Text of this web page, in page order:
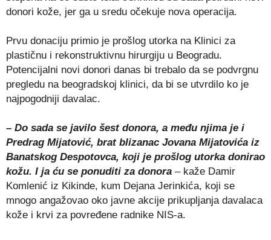
donori kože, jer ga u sredu očekuje nova operacija.
Prvu donaciju primio je prošlog utorka na Klinici za
plastičnu i rekonstruktivnu hirurgiju u Beogradu.
Potencijalni novi donori danas bi trebalo da se podvrgnu
pregledu na beogradskoj klinici, da bi se utvrdilo ko je
najpogodniji davalac.
– Do sada se javilo šest donora, a među njima je i
Predrag Mijatović, brat blizanac Jovana Mijatovića iz
Banatskog Despotovca, koji je prošlog utorka donirao
kožu. I ja ću se ponuditi za donora – kaže Damir
Komlenić iz Kikinde, kum Dejana Jerinkića, koji se
mnogo angažovao oko javne akcije prikupljanja davalaca
kože i krvi za povređene radnike NIS-a.